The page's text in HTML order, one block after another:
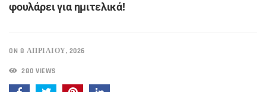
φουλάρει για ημιτελικά!
ON 8 ΑΠΡΙΛΊΟΥ, 2026
280 VIEWS